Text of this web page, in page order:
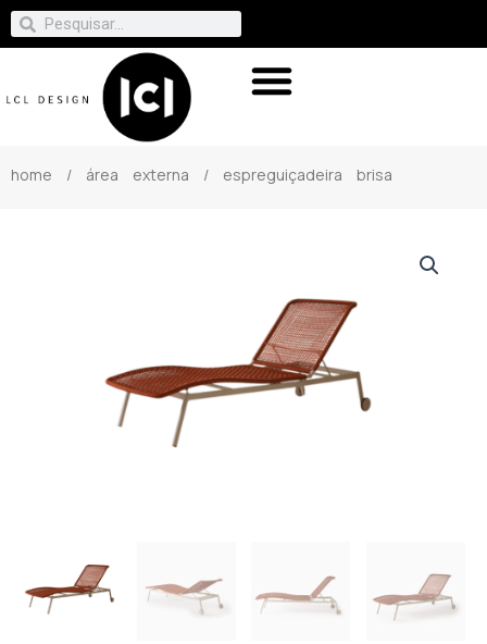
home / área externa / espreguiçadeira brisa